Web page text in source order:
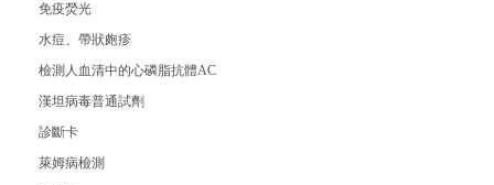
免疫熒光
水痘、帶狀皰疹
檢測人血清中的心磷脂抗體ACA（臨床）
漢坦病毒普通試劑
診斷卡
萊姆病檢測